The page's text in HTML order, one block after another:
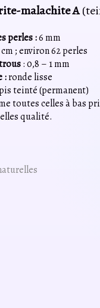
malachite A
perles :6 mm
cm ; environ 62 perles
: 0,8 – 1 mm
:ronde lisse
teinté (permanent)
toutes celles à bas
qualité.